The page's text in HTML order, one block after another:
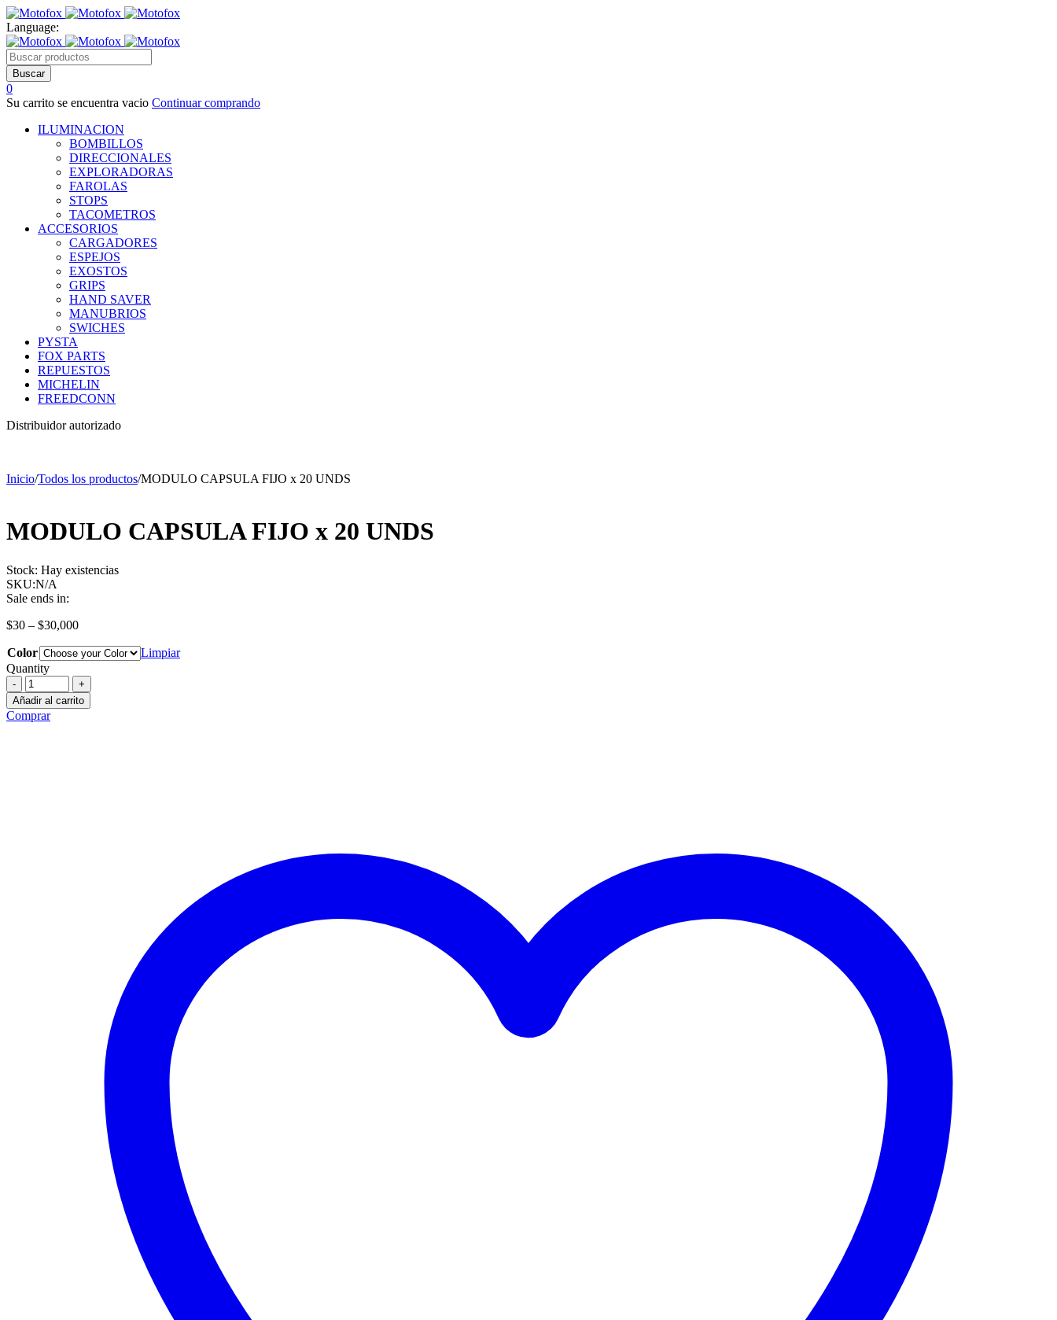
Language:
0
Su carrito se encuentra vacio Continuar comprando
ILUMINACION
BOMBILLOS
DIRECCIONALES
EXPLORADORAS
FAROLAS
STOPS
TACOMETROS
ACCESORIOS
CARGADORES
ESPEJOS
EXOSTOS
GRIPS
HAND SAVER
MANUBRIOS
SWICHES
PYSTA
FOX PARTS
REPUESTOS
MICHELIN
FREEDCONN
Distribuidor autorizado
Inicio/Todos los productos/MODULO CAPSULA FIJO x 20 UNDS
MODULO CAPSULA FIJO x 20 UNDS
Stock: Hay existencias
SKU:N/A
Sale ends in:
$30 – $30,000Price
$30
$30,000
Color
Limpiar
Quantity
MODULO
CAPSULA
FIJO
x
Añadir al carrito
Comprar